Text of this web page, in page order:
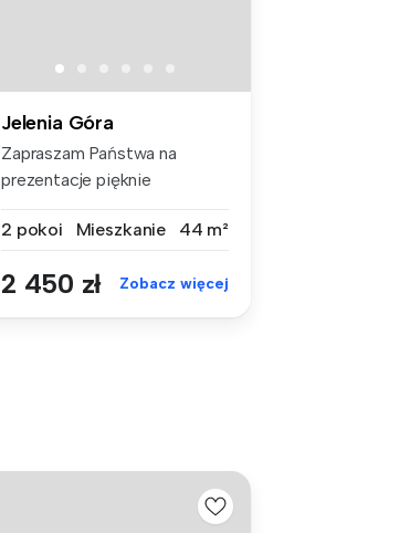
Jelenia Góra
Zapraszam Państwa na
prezentacje pięknie
2 pokoi
Mieszkanie 44 m²
2 450 zł Zobacz więcej